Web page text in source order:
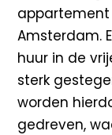
appartement
Amsterdam.
huur in de
sterk
worden
gedreven,